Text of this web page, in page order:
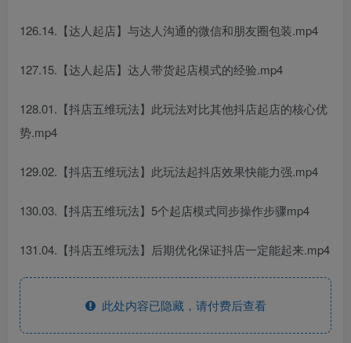
126.14.【达人起店】与达人沟通的微信和朋友圈包装.mp4
127.15.【达人起店】达人带货起店模式的经验.mp4
128.01.【抖店五维玩法】此玩法对比其他抖店起店的核心优
势.mp4
129.02.【抖店五维玩法】此玩法起抖店效果快能力强.mp4
130.03.【抖店五维玩法】5个起店模式同步操作步骤mp4
131.04.【抖店五维玩法】后期优化保证抖店一定能起来.mp4
此处内容已隐藏，请付费后查看